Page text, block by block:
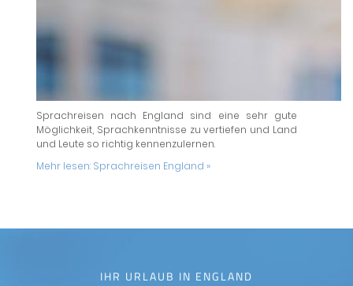
Sprachreisen nach England sind eine sehr gute
Möglichkeit, Sprachkenntnisse zu vertiefen und Land
und Leute so richtig kennenzulernen.
Mehr lesen: Sprachreisen England »
IHR URLAUB IN ENGLAND